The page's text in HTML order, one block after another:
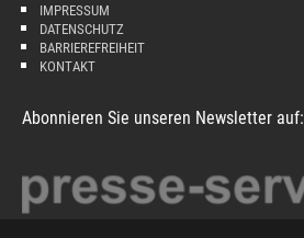
IMPRESSUM
DATENSCHUTZ
BARRIEREFREIHEIT
KONTAKT
Abonnieren Sie unseren Newsletter auf: